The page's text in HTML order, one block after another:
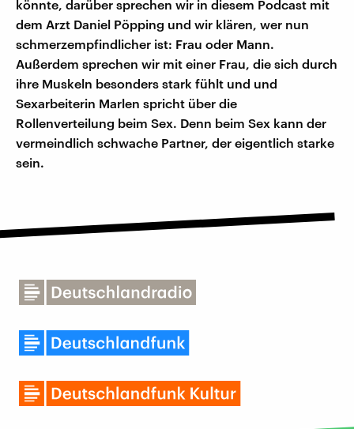
könnte, darüber sprechen wir in diesem Podcast mit
dem Arzt Daniel Pöpping und wir klären, wer nun
schmerzempfindlicher ist: Frau oder Mann.
Außerdem sprechen wir mit einer Frau, die sich durch
ihre Muskeln besonders stark fühlt und und
Sexarbeiterin Marlen spricht über die
Rollenverteilung beim Sex. Denn beim Sex kann der
vermeindlich schwache Partner, der eigentlich starke
sein.